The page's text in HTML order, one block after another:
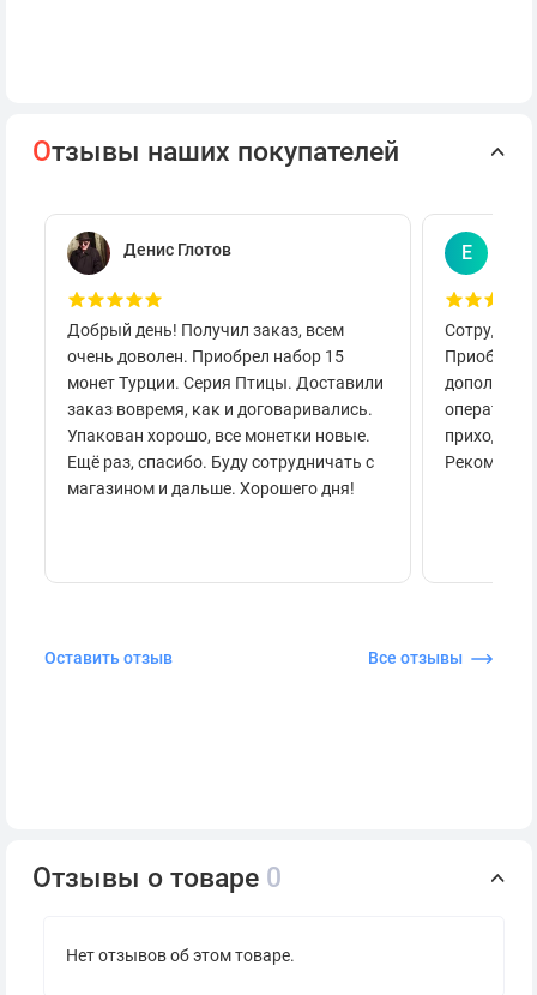
Отзывы наших покупателей
Денис Глотов
Добрый день! Получил заказ, всем
очень доволен. Приобрел набор 15
монет Турции. Серия Птицы. Доставили
заказ вовремя, как и договаривались.
Упакован хорошо, все монетки новые.
Ещё раз, спасибо. Буду сотрудничать с
магазином и дальше. Хорошего дня!
Е
приходило
Оставить отзыв Все отзывы
Отзывы о товаре 0
Нет отзывов об этом товаре.